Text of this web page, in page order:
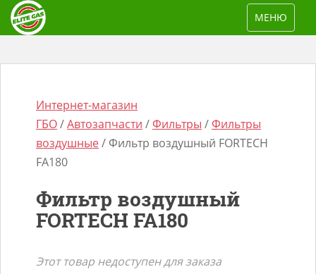
p
TOGGLE
МЕНЮ
Поиск
Интернет-магазин
ГБО/Автозапчасти /Фильтры /Фильтры
воздушные/ Фильтр воздушный FORTECH
FA180
Фильтр воздушный
FORTECH FA180
Этот товар недоступен для заказа